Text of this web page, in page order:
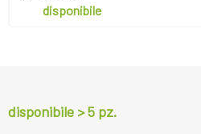
disponibile
disponibile > 5 pz.